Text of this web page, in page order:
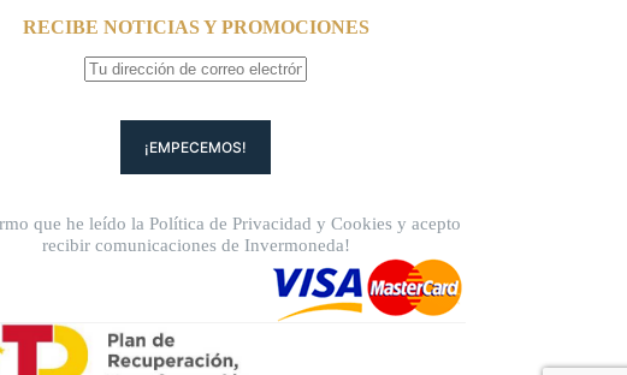
RECIBE NOTICIAS Y PROMOCIONES
que he leído laPolítica de Privacidad yCookies y acepto
recibir comunicaciones de Invermoneda!